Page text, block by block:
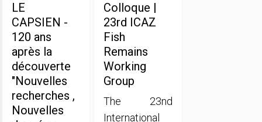
LE
CAPSIEN -
120 ans
après la
découverte
"Nouvelles
recherches ,
Nouvelles
Colloque |
23rd ICAZ
Fish
Remains
Working
Group
The 23nd
International